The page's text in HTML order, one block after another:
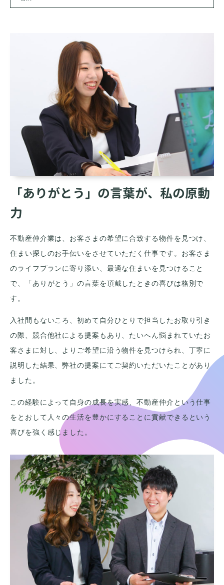
「ありがとう」の言葉が、私の原動
力
不動産仲介業は、お客さまの希望に合致する物件を見つけ、
住まい探しのお手伝いをさせていただく仕事です。お客さま
のライフプランに寄り添い、最適な住まいを見つけること
で、「ありがとう」の言葉を頂戴したときの喜びは格別で
す。
入社間もないころ、初めて自分ひとりで担当したお取り引き
の際、競合他社による提案もあり、たいへん悩まれていたお
客さまに対し、よりご希望に沿う物件を見つけられ、丁寧に
説明した結果、弊社の提案にてご契約いただいたことがあり
ました。
この経験によって自身の成長を実感、不動産仲介という仕事
をとおして人々の生活を豊かにすることに貢献できるという
喜びを強く感じました。